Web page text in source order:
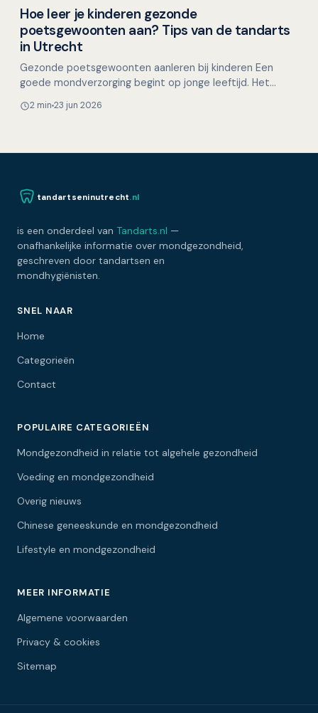
Overig nieuws
Hoe leer je kinderen gezonde
poetsgewoonten aan? Tips van de tandarts
in Utrecht
Gezonde poetsgewoonten aanleren bij kinderen Een
goede mondverzorging begint op jonge leeftijd. Het
de bas…
2 min 23 jun 2026
tandartseninutrecht.nl
is een onderdeel van Tandarts.nl —
onafhankelijke informatie over mondgezondheid,
geschreven door tandartsen en
mondhygiënisten.
SNEL NAAR
Home
Categorieën
Contact
POPULAIRE CATEGORIEËN
Mondgezondheid in relatie tot algehele gezondheid
Voeding en mondgezondheid
Overig nieuws
Chinese geneeskunde en mondgezondheid
Lifestyle en mondgezondheid
MEER INFORMATIE
Algemene voorwaarden
Privacy & cookies
Sitemap